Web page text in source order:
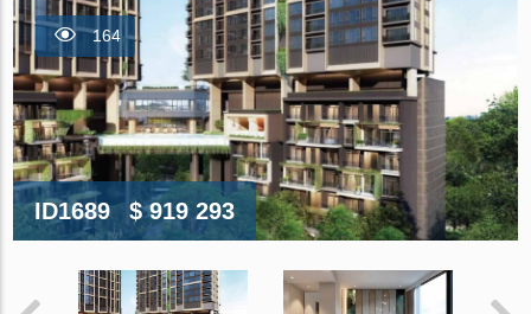
164
ID1689 $ 919 293